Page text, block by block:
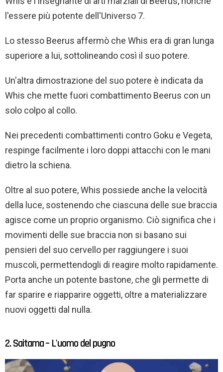
l'essere più potente dell'Universo 7.
Lo stesso Beerus affermò che Whis era di gran lunga
superiore a lui, sottolineando così il suo potere.
Un'altra dimostrazione del suo potere è indicata da
Whis che mette fuori combattimento Beerus con un
solo colpo al collo.
Nei precedenti combattimenti contro Goku e Vegeta,
respinge facilmente i loro doppi attacchi con le mani
dietro la schiena.
Oltre al suo potere, Whis possiede anche la velocità
della luce, sostenendo che ciascuna delle sue braccia
agisce come un proprio organismo. Ciò significa che i
movimenti delle sue braccia non si basano sui
pensieri del suo cervello per raggiungere i suoi
muscoli, permettendogli di reagire molto rapidamente.
Porta anche un potente bastone, che gli permette di
far sparire e riapparire oggetti, oltre a materializzare
nuovi oggetti dal nulla.
2. Saitama – L'uomo del pugno